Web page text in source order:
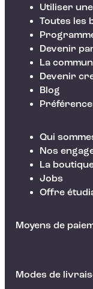
Utiliser
Toutes les
Devenir
La
Devenir
Blog
Qui
Nos
La
Jobs
Offre
Moyens de
Modes de